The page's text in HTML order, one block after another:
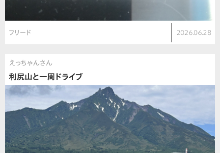
フリード 2026.06.28
えっちゃんさん
利尻山と一周ドライブ